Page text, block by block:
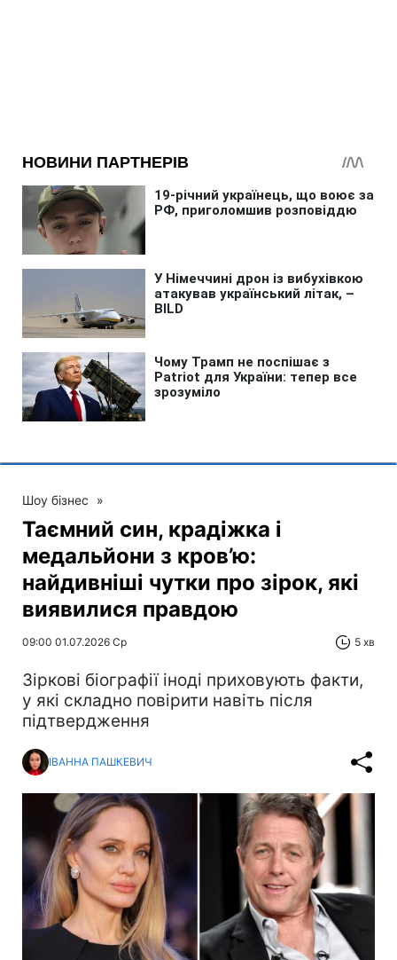
Шоу бізнес »
Таємний син, крадіжка і
медальйони з кров’ю:
найдивніші чутки про зірок, які
виявилися правдою
09:00 01.07.2026 Ср 5 хв
Зіркові біографії іноді приховують факти,
у які складно повірити навіть після
підтвердження
ІВАННА ПАШКЕВИЧ